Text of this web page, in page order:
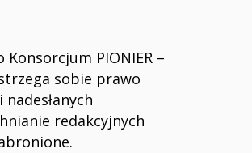
PIONIER –
sobie prawo
redakcyjnych